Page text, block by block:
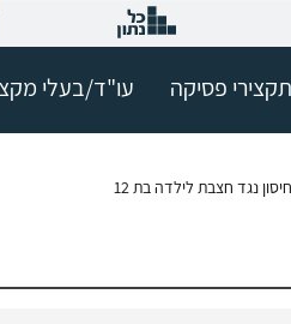
תקצירי פסיקה עו"ד/בעלי
נגד חצבת לילדה בת 12